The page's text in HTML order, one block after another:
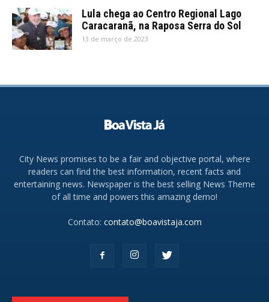
Lula chega ao Centro Regional Lago
Caracaranã, na Raposa Serra do Sol
13 de março de 2023
City News promises to be a fair and objective portal, where
readers can find the best information, recent facts and
entertaining news. Newspaper is the best selling News Theme
of all time and powers this amazing demo!
Contato: contato@boavistaja.com